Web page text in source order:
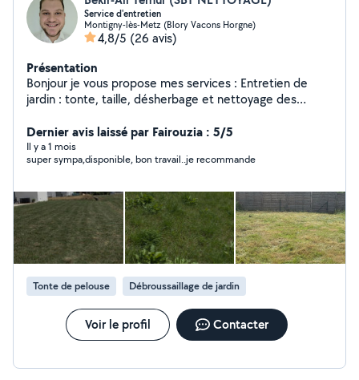
Service d'entretien
Montigny-lès-Metz (Blory Vacons Horgne)
4,8/5 (26 avis)
Présentation
Bonjour je vous propose mes services : Entretien de
jardin : tonte, taille, désherbage et nettoyage des
de terrasses, dalles, bois ou carrelage extérieur.
Nettoyage de tous types de surfaces : sols, murs,
vitres, surfaces industrielles ou commerciales.
vos entrepôts, ateliers, bureaux ou espaces
professionnels. Nettoyage AIRBNB : remise des clés,
gestion du linge et suivi. Nettoyage de fin de chantier :
intervention rapide après travaux pour un lieu prêt à
l'usage. Débarras des encombrants : enlèvement rapide
et efficace de meubles, déchets ou objets volumineux.
Dernier avis laissé par Fairouzia : 5/5
Il y a 1 mois
super sympa,disponible, bon travail..je recommande
Tonte de pelouse Débroussaillage de jardin
Voir le profil Contacter